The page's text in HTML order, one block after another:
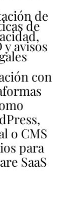
de
de
y avisos
con
o CMS
para
SaaS